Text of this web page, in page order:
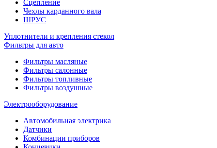
Сцепление
Чехлы карданного вала
ШРУС
Уплотнители и крепления стекол
Фильтры для авто
Фильтры масляные
Фильтры салонные
Фильтры топливные
Фильтры воздушные
Электрооборудование
Автомобильная электрика
Датчики
Комбинации приборов